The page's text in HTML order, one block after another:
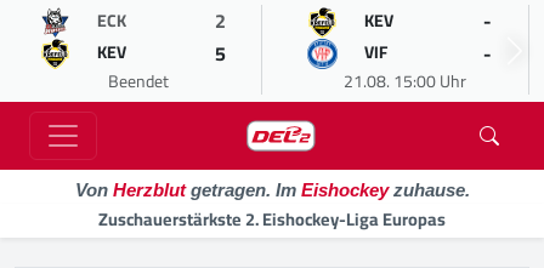
ECK 2
KEV 5
Beendet
KEV -
VIF -
21.08. 15:00 Uhr
Von Herzblutgetragen. Im Eishockeyzuhause.
Zuschauerstärkste 2. Eishockey-Liga Europas